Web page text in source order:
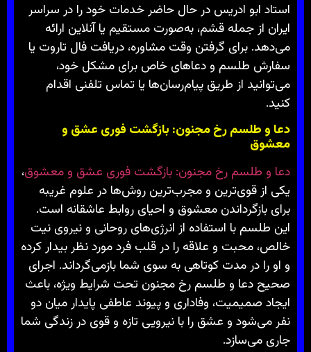
استاد ابو ادریس در حال حاضر خدمات خود را در سراسر
ایران از جمله قشم، به‌صورت مستقیم یا آنلاین ارائه
می‌دهد. برای گرفتن وقت مشاوره، دریافت فال تاروت یا
سفارش طلسم و دعاهای خاص برای مشکل خود،
می‌توانید از طریق پیام‌رسان‌ها یا تماس تلفنی اقدام
کنید.
دعا و طلسم رخ مجنون: بازگشت فوری عشق و
معشوق
دعا و طلسم رخ مجنون: بازگشت فوری عشق و معشوق،
یکی از قوی‌ترین و مجرب‌ترین روش‌ها در علوم غریبه
برای بازگرداندن معشوق و احیای روابط عاشقانه است.
این طلسم با استفاده از انرژی‌های روحانی و نیروی نیت
خالص، محبت و علاقه را در قلب فرد مورد نظر بیدار کرده
و او را در مدت کوتاهی به سوی شما بازمی‌گرداند. اجرای
صحیح دعا و طلسم رخ مجنون تحت شرایط ویژه، باعث
ایجاد صمیمیت، وفاداری و پیوند عاطفی پایدار میان دو
نفر می‌شود و عشق را با نیرویی تازه و قوی در زندگی شما
جاری می‌سازد.